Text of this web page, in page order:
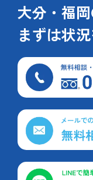
大分・福岡
まずは状